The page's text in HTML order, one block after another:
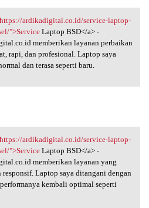
ardikadigital.co.id/service-laptop-
">ServiceLaptop BSD</a> -
memberikan layanan perbaikan
rapi, dan profesional. Laptop saya
dan terasa seperti baru.
ardikadigital.co.id/service-laptop-
">ServiceLaptop BSD</a> -
memberikan layanan yang
responsif. Laptop saya ditangani dengan
kembali optimal seperti